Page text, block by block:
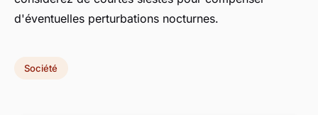
d'éventuelles perturbations nocturnes.
Société